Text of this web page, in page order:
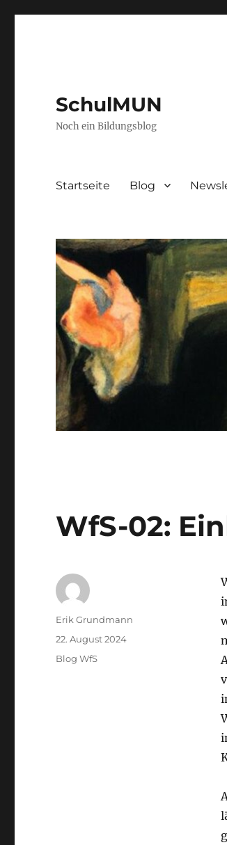
SchulMUN
Noch ein Bildungsblog
Startseite Blog
WfS-02:
Autor
Erik Grundmann
Veröffentlicht
am
22. August 2024
Kategorien
Blog WfS